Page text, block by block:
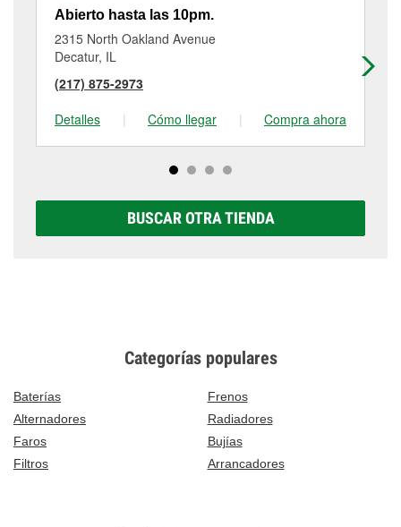
Abierto hasta las 10pm.
2315 North Oakland Avenue
Decatur, IL
(217) 875-2973
Detalles
| Cómo llegar | Compra ahora
BUSCAR OTRA TIENDA
Categorías populares
Baterías
Frenos
Alternadores
Radiadores
Faros
Bujías
Filtros
Arrancadores